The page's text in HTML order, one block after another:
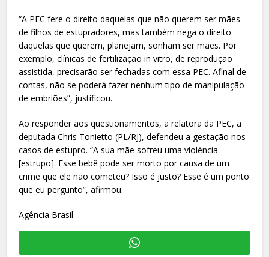
“A PEC fere o direito daquelas que não querem ser mães
de filhos de estupradores, mas também nega o direito
daquelas que querem, planejam, sonham ser mães. Por
exemplo, clínicas de fertilização in vitro, de reprodução
assistida, precisarão ser fechadas com essa PEC. Afinal de
contas, não se poderá fazer nenhum tipo de manipulação
de embriões”, justificou.
Ao responder aos questionamentos, a relatora da PEC, a
deputada Chris Tonietto (PL/RJ), defendeu a gestação nos
casos de estupro. “A sua mãe sofreu uma violência
[estrupo]. Esse bebê pode ser morto por causa de um
crime que ele não cometeu? Isso é justo? Esse é um ponto
que eu pergunto”, afirmou.
Agência Brasil